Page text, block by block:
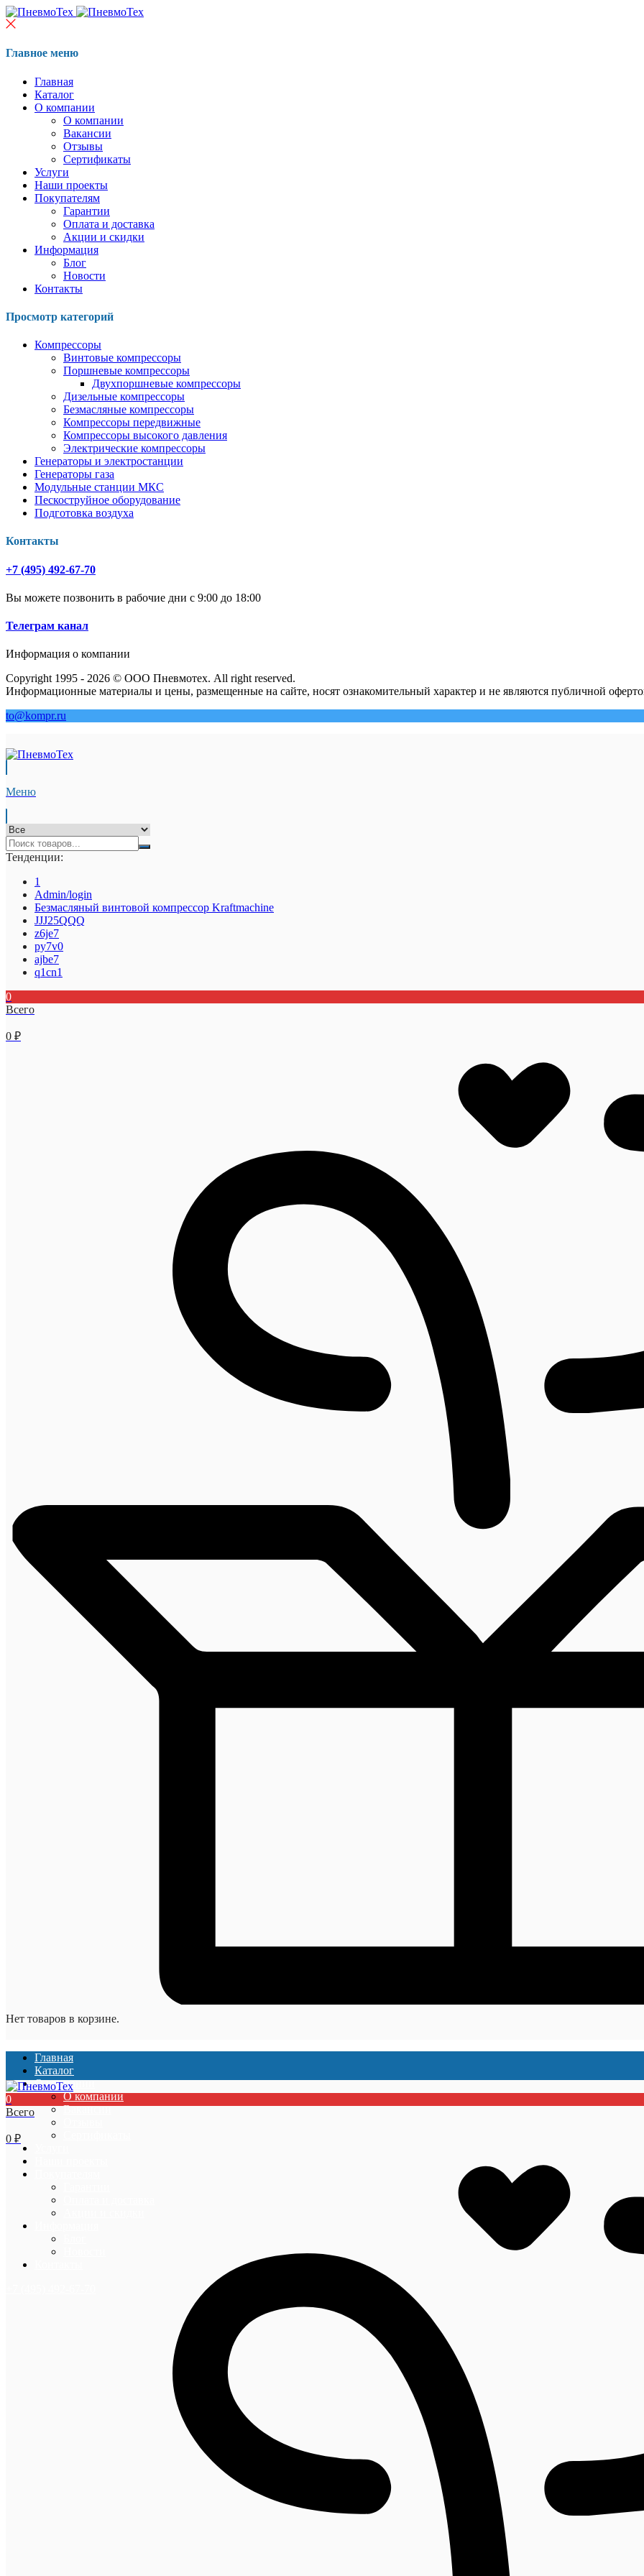
Главное меню
Главная
Каталог
О компании
О компании
Вакансии
Отзывы
Сертификаты
Услуги
Наши проекты
Покупателям
Гарантии
Оплата и доставка
Акции и скидки
Информация
Блог
Новости
Контакты
Просмотр категорий
Компрессоры
Винтовые компрессоры
Поршневые компрессоры
Двухпоршневые компрессоры
Дизельные компрессоры
Безмасляные компрессоры
Компрессоры передвижные
Компрессоры высокого давления
Электрические компрессоры
Генераторы и электростанции
Генераторы газа
Модульные станции МКС
Пескоструйное оборудование
Подготовка воздуха
Контакты
+7 (495) 492-67-70
Вы можете позвонить в рабочие дни с 9:00 до 18:00
Телеграм канал
Информация о компании
Copyright 1995 - 2026 © ООО Пневмотех. All right reserved.
Информационные материалы и цены, размещенные на сайте, носят ознакомительный характер и не являются публичной
to@kompr.ru
Меню
Тенденции:
1
Admin/login
Безмасляный винтовой компрессор Kraftmaсhine
JJJ25QQQ
z6je7
py7v0
ajbe7
q1cn1
0
Всего
0 ₽
Нет товаров в корзине.
Главная
Каталог
О компании
О компании
Вакансии
0
Всего
0 ₽